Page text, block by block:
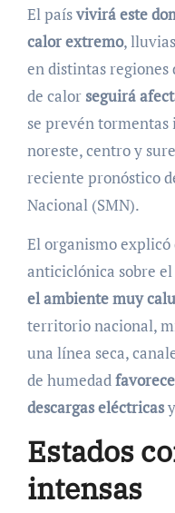
El paísvivirá este
calor extremo,
en distintas regiones
de calor seguirá
se prevén tormentas
noreste, centro y
reciente pronóstico
Nacional (SMN).
El organismo
anticiclónica sobre
el ambiente muy
territorio nacional,
una línea seca,
de humedad
descargas eléctricas
Estados
intensas